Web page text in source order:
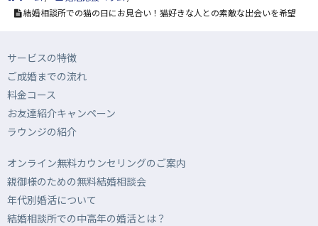
結婚相談所での猫の日にお見合い！猫好きな人との素敵な出会いを希望
サービスの特徴
ご成婚までの流れ
料金コース
お友達紹介キャンペーン
ラウンジの紹介
オンライン無料カウンセリングのご案内
親御様のための無料結婚相談会
年代別婚活について
結婚相談所での中高年の婚活とは？